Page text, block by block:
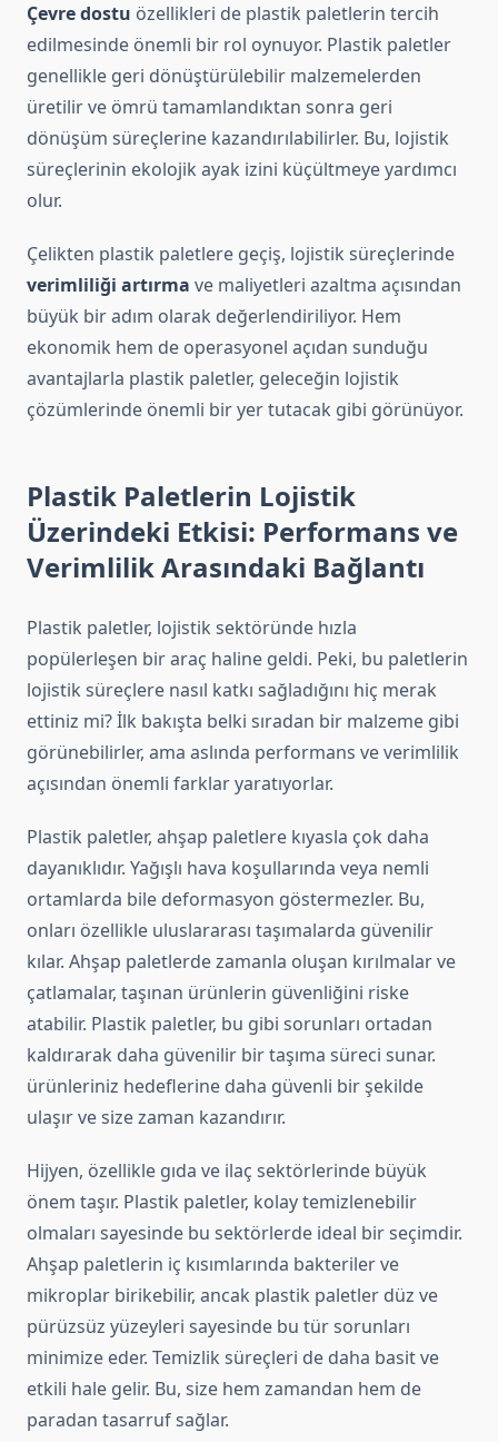
Çevre dostu özellikleri de plastik paletlerin tercih
edilmesinde önemli bir rol oynuyor. Plastik paletler
genellikle geri dönüştürülebilir malzemelerden
üretilir ve ömrü tamamlandıktan sonra geri
dönüşüm süreçlerine kazandırılabilirler. Bu, lojistik
süreçlerinin ekolojik ayak izini küçültmeye yardımcı
olur.
Çelikten plastik paletlere geçiş, lojistik süreçlerinde
verimliliği artırma ve maliyetleri azaltma açısından
büyük bir adım olarak değerlendiriliyor. Hem
ekonomik hem de operasyonel açıdan sunduğu
avantajlarla plastik paletler, geleceğin lojistik
çözümlerinde önemli bir yer tutacak gibi görünüyor.
Plastik Paletlerin Lojistik
Üzerindeki Etkisi: Performans ve
Verimlilik Arasındaki Bağlantı
Plastik paletler, lojistik sektöründe hızla
popülerleşen bir araç haline geldi. Peki, bu paletlerin
lojistik süreçlere nasıl katkı sağladığını hiç merak
ettiniz mi? İlk bakışta belki sıradan bir malzeme gibi
görünebilirler, ama aslında performans ve verimlilik
açısından önemli farklar yaratıyorlar.
Plastik paletler, ahşap paletlere kıyasla çok daha
dayanıklıdır. Yağışlı hava koşullarında veya nemli
ortamlarda bile deformasyon göstermezler. Bu,
onları özellikle uluslararası taşımalarda güvenilir
kılar. Ahşap paletlerde zamanla oluşan kırılmalar ve
çatlamalar, taşınan ürünlerin güvenliğini riske
atabilir. Plastik paletler, bu gibi sorunları ortadan
kaldırarak daha güvenilir bir taşıma süreci sunar.
ürünleriniz hedeflerine daha güvenli bir şekilde
ulaşır ve size zaman kazandırır.
Hijyen, özellikle gıda ve ilaç sektörlerinde büyük
önem taşır. Plastik paletler, kolay temizlenebilir
olmaları sayesinde bu sektörlerde ideal bir seçimdir.
Ahşap paletlerin iç kısımlarında bakteriler ve
mikroplar birikebilir, ancak plastik paletler düz ve
pürüzsüz yüzeyleri sayesinde bu tür sorunları
minimize eder. Temizlik süreçleri de daha basit ve
etkili hale gelir. Bu, size hem zamandan hem de
paradan tasarruf sağlar.